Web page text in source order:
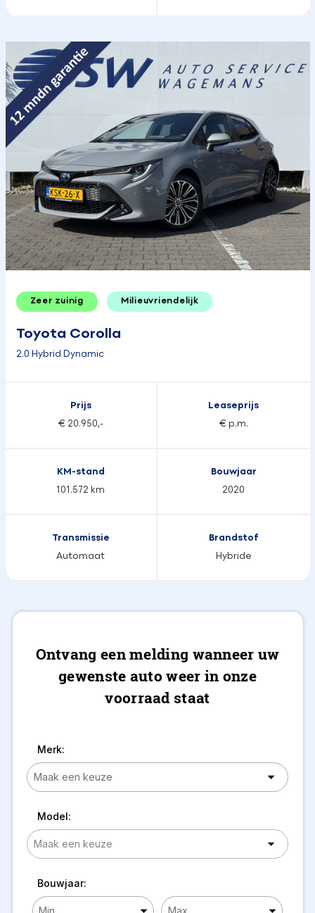
Zeer zuinig Milieuvriendelijk
Toyota Corolla
2.0 Hybrid Dynamic
Prijs
€ 20.950,-
Leaseprijs
€ p.m.
KM-stand
101.572 km
Bouwjaar
2020
Transmissie
Automaat
Brandstof
Hybride
Ontvang een melding wanneer uw
gewenste auto weer in onze
voorraad staat
Merk:
Model:
Bouwjaar: